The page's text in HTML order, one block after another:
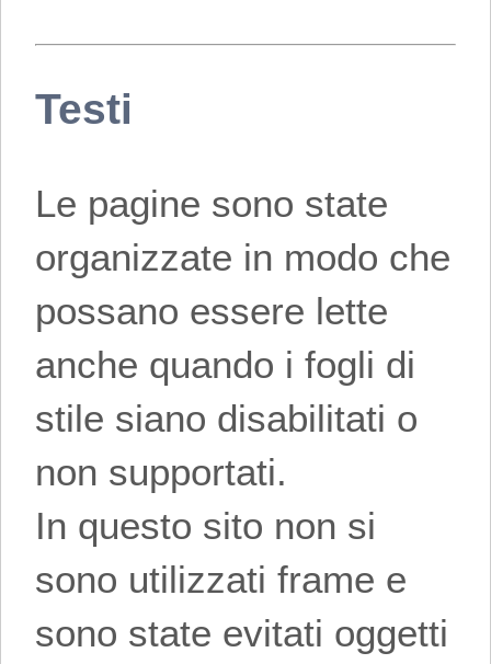
Testi
Le pagine sono state
organizzate in modo che
possano essere lette
anche quando i fogli di
stile siano disabilitati o
non supportati.
In questo sito non si
sono utilizzati frame e
sono state evitati oggetti